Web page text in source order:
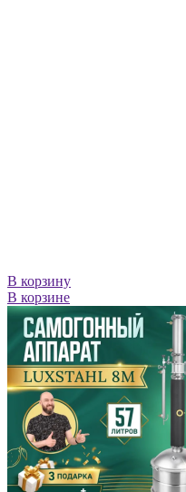
В корзину
В корзине